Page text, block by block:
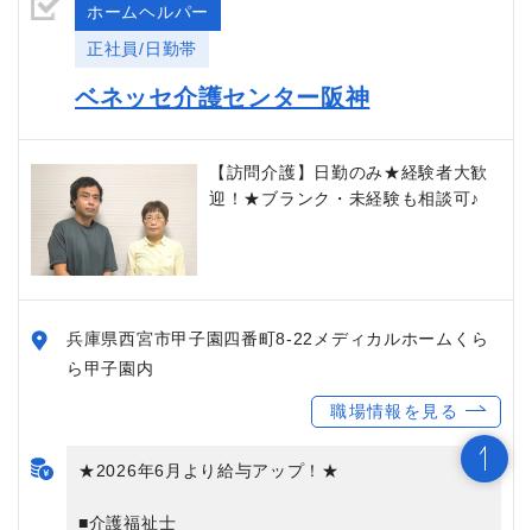
ホームヘルパー
正社員/日勤帯
ベネッセ介護センター阪神
【訪問介護】日勤のみ★経験者大歓
迎！★ブランク・未経験も相談可♪
兵庫県西宮市甲子園四番町8-22メディカルホームくら
ら甲子園内
職場情報を見る
★2026年6月より給与アップ！★
■介護福祉士